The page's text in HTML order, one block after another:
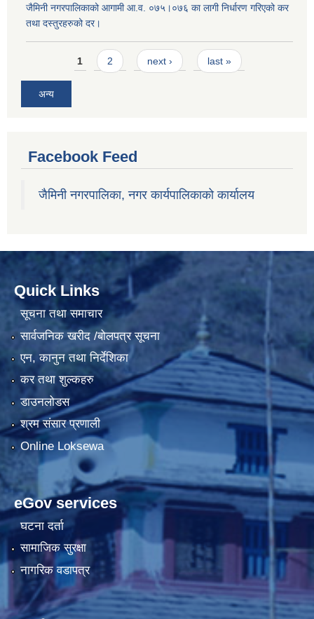
जैमिनी नगरपालिकाको आगामी आ.व. ०७५।०७६ का लागी निर्धारण गरिएको कर
तथा दस्तुरहरुको दर।
Pages1 2 next › last »
अन्य
Facebook Feed
जैमिनी नगरपालिका, नगर कार्यपालिकाको कार्यालय
Quick Links
सूचना तथा समाचार
सार्वजनिक खरीद /बोलपत्र सूचना
एन, कानुन तथा निर्देशिका
कर तथा शुल्कहरु
डाउनलोडस
श्रम संसार प्रणाली
Online Loksewa
eGov services
घटना दर्ता
सामाजिक सुरक्षा
नागरिक वडापत्र